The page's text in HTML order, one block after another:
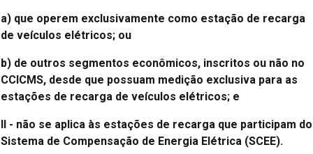
a) que operem exclusivamente como estação de recarga
de veículos elétricos; ou
b) de outros segmentos econômicos, inscritos ou não no
CCICMS, desde que possuam medição exclusiva para as
estações de recarga de veículos elétricos; e
II - não se aplica às estações de recarga que participam do
Sistema de Compensação de Energia Elétrica (SCEE).